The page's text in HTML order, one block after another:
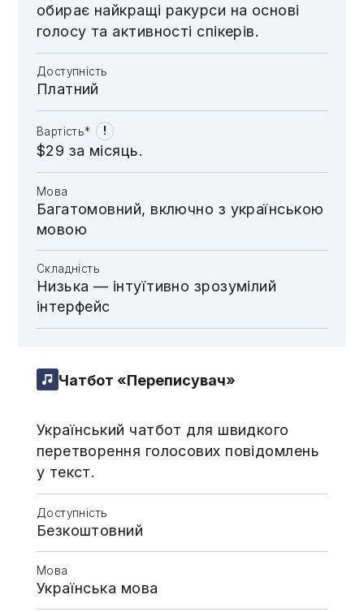
обирає найкращі ракурси на основі
голосу та активності спікерів.
Доступність
Платний
Вартість* !
$29 за місяць.
Мова
Багатомовний, включно з українською
мовою
Складність
Низька — інтуїтивно зрозумілий
інтерфейс
Чатбот «Переписувач»
Український чатбот для швидкого
перетворення голосових повідомлень
у текст.
Доступність
Безкоштовний
Мова
Українська мова